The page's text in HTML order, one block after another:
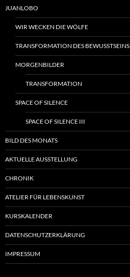
JUANLOBO
WIR WECKEN DIE WÖLFE
TRANSFORMATION DES BEWUSSTSEINS
MORGENBILDER
TRANSFORMATION
SPACE OF SILENCE
SPACE OF SILENCE III
BILD DES MONATS
AKTUELLE AUSSTELLUNG
CHRONIK
ATELIER FÜR LEBENSKUNST
KURSKALENDER
DATENSCHUTZERKLÄRUNG
IMPRESSUM